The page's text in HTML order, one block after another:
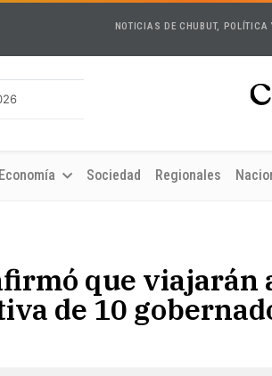
NOTICIAS DE CHUBUT,
Economía Sociedad Regionales
que viajarán
de 10